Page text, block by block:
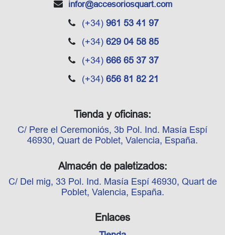
Enlaces
Tienda y oficinas:
C/ Pere el Ceremoniós, 3b Pol. Ind. Masía Espí
46930, Quart de Poblet, Valencia, España.
Almacén de paletizados:
C/ Del mig, 33 Pol. Ind. Masía Espí 46930, Quart de
Poblet, Valencia, España.
infor@accesoriosquart.com
(+34) 961 53 41 97
(+34) 629 04 58 85
(+34) 666 65 37 37
(+34) 656 81 82 21